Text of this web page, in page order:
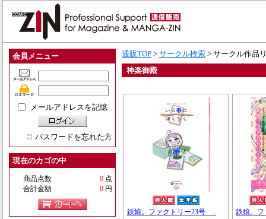
会員メニュー
メールアドレスを記憶
パスワードを忘れた方
現在のカゴの中
商品点数 0 点
合計金額
0 円
通販TOP > サークル検索 > サークル作品
神楽御殿
鉄娘。ファクトリー23号 ..
鉄娘。フ